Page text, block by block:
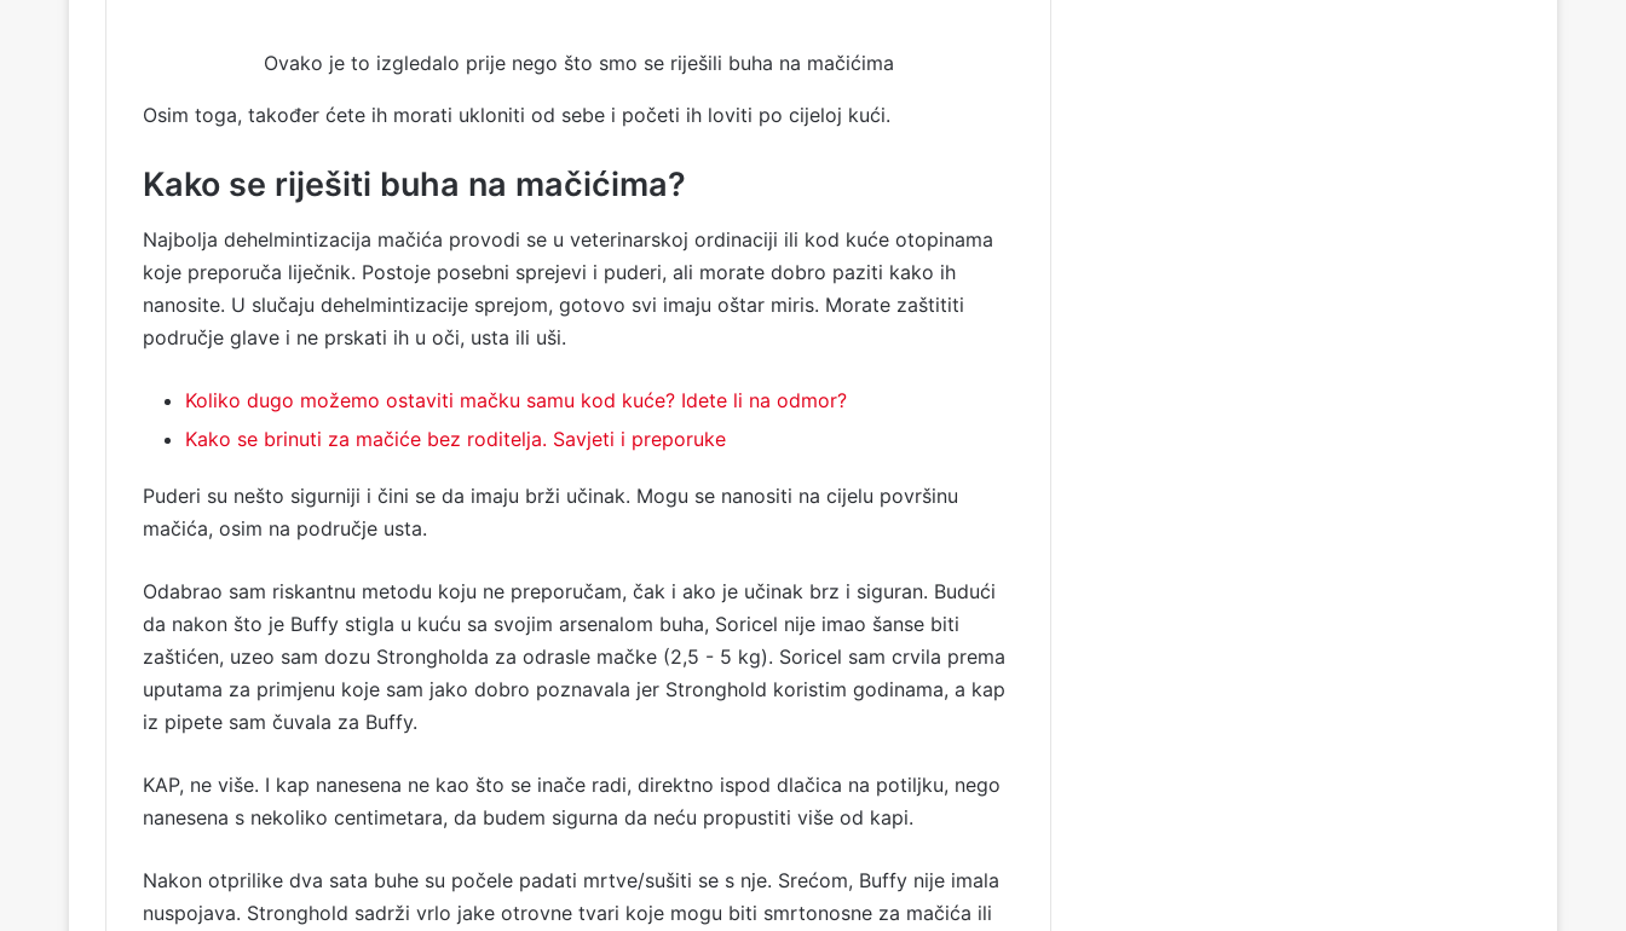
Ovako je to izgledalo prije nego što smo se riješili buha na mačićima
Osim toga, također ćete ih morati ukloniti od sebe i početi ih loviti po cijeloj kući.
Kako se riješiti buha na mačićima?
Najbolja dehelmintizacija mačića provodi se u veterinarskoj ordinaciji ili kod kuće otopinama
koje preporuča liječnik. Postoje posebni sprejevi i puderi, ali morate dobro paziti kako ih
nanosite. U slučaju dehelmintizacije sprejom, gotovo svi imaju oštar miris. Morate zaštititi
područje glave i ne prskati ih u oči, usta ili uši.
Koliko dugo možemo ostaviti mačku samu kod kuće? Idete li na odmor?
Kako se brinuti za mačiće bez roditelja. Savjeti i preporuke
Puderi su nešto sigurniji i čini se da imaju brži učinak. Mogu se nanositi na cijelu površinu
mačića, osim na područje usta.
Odabrao sam riskantnu metodu koju ne preporučam, čak i ako je učinak brz i siguran. Budući
da nakon što je Buffy stigla u kuću sa svojim arsenalom buha, Soricel nije imao šanse biti
zaštićen, uzeo sam dozu Strongholda za odrasle mačke (2,5 - 5 kg). Soricel sam crvila prema
uputama za primjenu koje sam jako dobro poznavala jer Stronghold koristim godinama, a kap
iz pipete sam čuvala za Buffy.
KAP, ne više. I kap nanesena ne kao što se inače radi, direktno ispod dlačica na potiljku, nego
nanesena s nekoliko centimetara, da budem sigurna da neću propustiti više od kapi.
Nakon otprilike dva sata buhe su počele padati mrtve/sušiti se s nje. Srećom, Buffy nije imala
nuspojava. Stronghold sadrži vrlo jake otrovne tvari koje mogu biti smrtonosne za mačića ili